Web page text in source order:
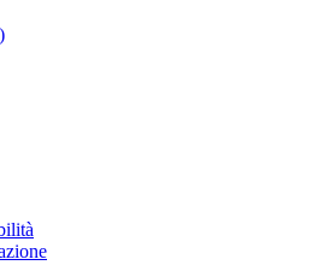
)